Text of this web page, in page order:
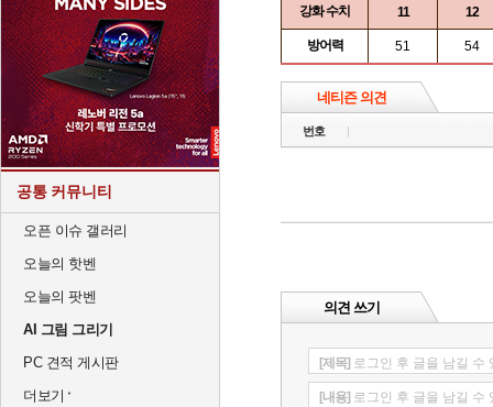
공통 커뮤니티
오픈 이슈 갤러리
오늘의 핫벤
오늘의 팟벤
AI 그림 그리기
PC 견적 게시판
더보기
강화 수치 11 12
방어력 51 54
네티즌 의견
번호
의견 쓰기
[제목] 로그인 후 글을 남길 수
[내용] 로그인 후 글을 남길 수